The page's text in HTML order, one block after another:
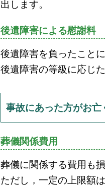
出します。
後遺障害による慰謝料
後遺障害を負ったこと
後遺障害の等級に応じ
事故にあった方がお
葬儀関係費用
葬儀に関係する費用も
ただし，一定の上限額